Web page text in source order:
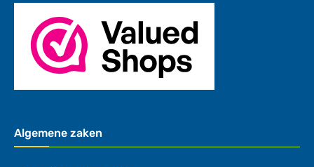
Algemene zaken